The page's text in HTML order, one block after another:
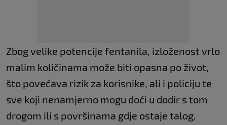
Zbog velike potencije fentanila, izloženost vrlo
malim količinama može biti opasna po život,
što povećava rizik za korisnike, ali i policiju te
sve koji nenamjerno mogu doći u dodir s tom
drogom ili s površinama gdje ostaje talog,